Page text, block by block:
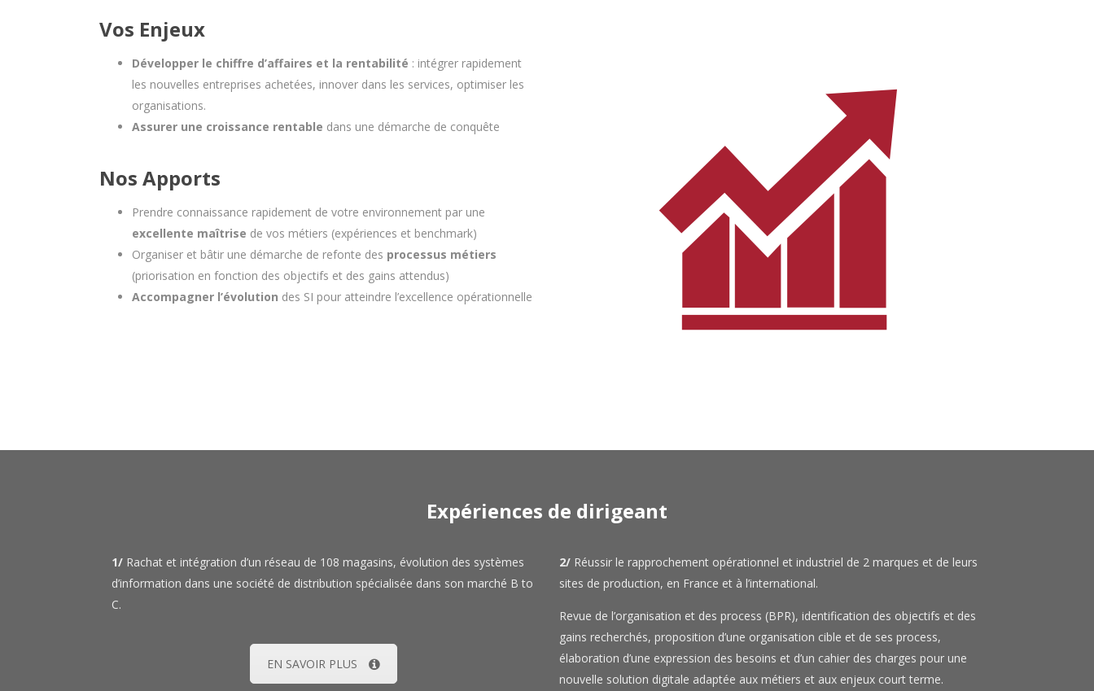
Vos Enjeux
Développer le chiffre d’affaires et la rentabilité : intégrer rapidement
les nouvelles entreprises achetées, innover dans les services, optimiser les
organisations.
Assurer une croissance rentable dans une démarche de conquête
Nos Apports
Prendre connaissance rapidement de votre environnement par une
excellente maîtrise de vos métiers (expériences et benchmark)
Organiser et bâtir une démarche de refonte des processus métiers
(priorisation en fonction des objectifs et des gains attendus)
Accompagner l’évolution des SI pour atteindre l’excellence opérationnelle
Expériences de dirigeant
1/ Rachat et intégration d’un réseau de 108 magasins, évolution des systèmes
d’information dans une société de distribution spécialisée dans son marché B to
C.
EN SAVOIR PLUS
2/ Réussir le rapprochement opérationnel et industriel de 2 marques et de leurs
sites de production, en France et à l’international.
Revue de l’organisation et des process (BPR), identification des objectifs et des
gains recherchés, proposition d’une organisation cible et de ses process,
élaboration d’une expression des besoins et d’un cahier des charges pour une
nouvelle solution digitale adaptée aux métiers et aux enjeux court terme.